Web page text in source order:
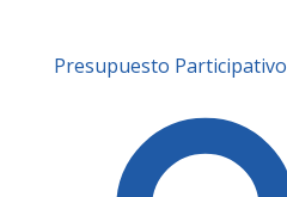
Presupuesto Participativo